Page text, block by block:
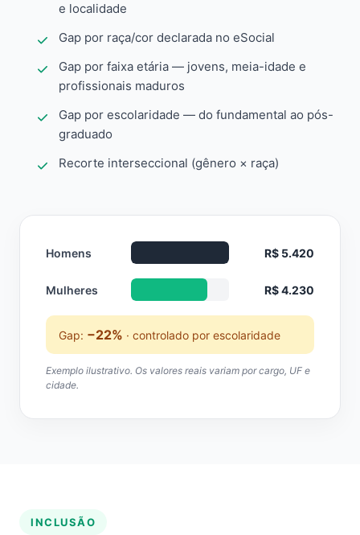
e localidade
Gap por raça/cor declarada no eSocial
Gap por faixa etária — jovens, meia-idade e
profissionais maduros
Gap por escolaridade — do fundamental ao pós-
graduado
Recorte interseccional (gênero × raça)
Homens R$ 5.420
Mulheres R$ 4.230
Gap: −22% · controlado por escolaridade
Exemplo ilustrativo. Os valores reais variam por cargo, UF e
cidade.
INCLUSÃO